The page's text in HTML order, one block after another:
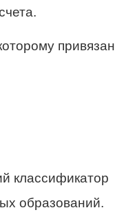
привязан
классификатор
образований.